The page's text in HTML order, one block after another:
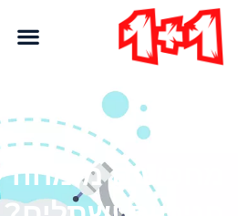
מחפשים מומחה